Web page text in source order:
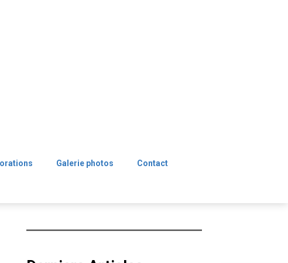
Galerie photos Contact